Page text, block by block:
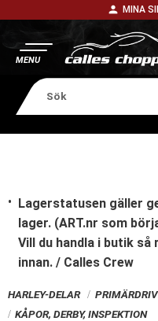
person MINA
Lagerstatusen gäller
lager. (ART.nr som
Vill du handla i butik så
innan. / Calles Crew
HARLEY-DELAR
KÅPOR, DERBY, INSPEKTION